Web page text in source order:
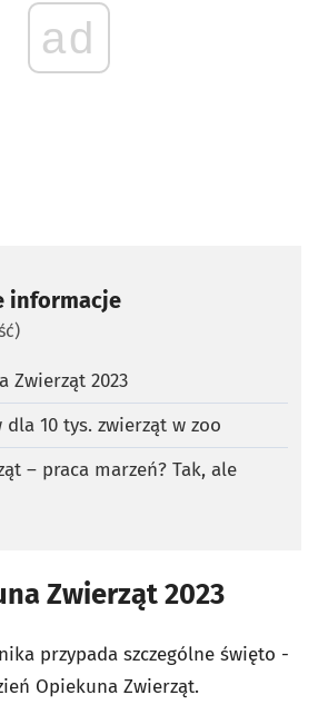
ad
informacje
Zwierząt 2023
10 tys. zwierząt w zoo
– praca marzeń? Tak, ale
Zwierząt 2023
przypada szczególne święto -
Opiekuna Zwierząt.